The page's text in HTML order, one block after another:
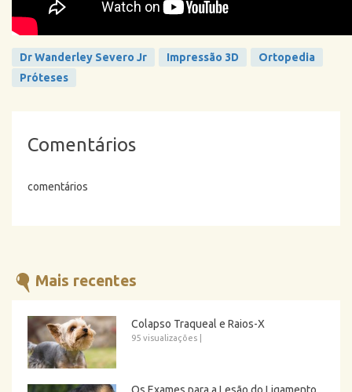
Dr Wanderley Severo Jr Impressão 3D
Ortopedia
Próteses
Comentários
comentários
Mais recentes
Colapso Traqueal e Raios-X
95 visualizações